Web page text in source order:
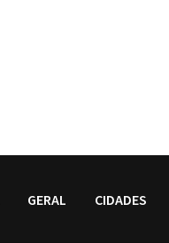
GERAL CIDADES